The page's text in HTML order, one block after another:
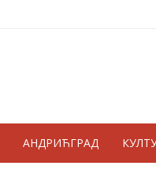
АНДРИЋГРАД